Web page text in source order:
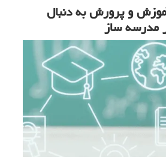
و پرورش به دنبال
مدرسه ساز